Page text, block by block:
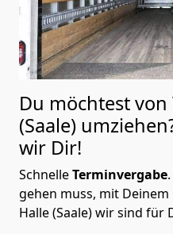
Du möchtest
(Saale)
wir Dir!
SchnelleTerminvergabe.
gehen muss, mit
Halle (Saale) wir sind für